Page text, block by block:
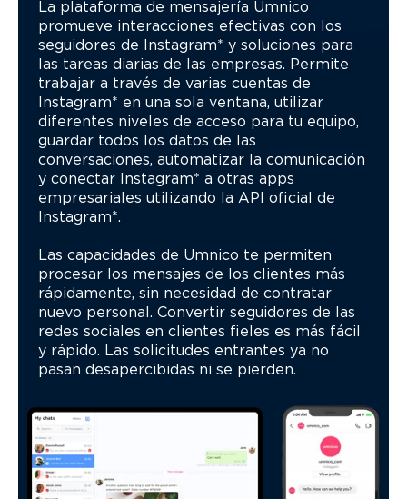
La plataforma de mensajería Umnico
promueve interacciones efectivas con los
seguidores de Instagram* y soluciones para
las tareas diarias de las empresas. Permite
trabajar a través de varias cuentas de
Instagram* en una sola ventana, utilizar
diferentes niveles de acceso para tu equipo,
guardar todos los datos de las
conversaciones, automatizar la comunicación
y conectar Instagram* a otras apps
empresariales utilizando la API oficial de
Instagram*.
Las capacidades de Umnico te permiten
procesar los mensajes de los clientes más
rápidamente, sin necesidad de contratar
nuevo personal. Convertir seguidores de las
redes sociales en clientes fieles es más fácil
y rápido. Las solicitudes entrantes ya no
pasan desapercibidas ni se pierden.